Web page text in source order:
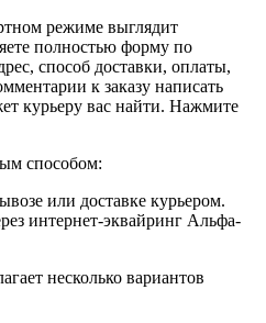
режиме выглядит
полностью форму по
способ доставки, оплаты,
к заказу написать
курьеру вас найти. Нажмите
способом:
или доставке курьером.
интернет-эквайринг Альфа-
несколько вариантов